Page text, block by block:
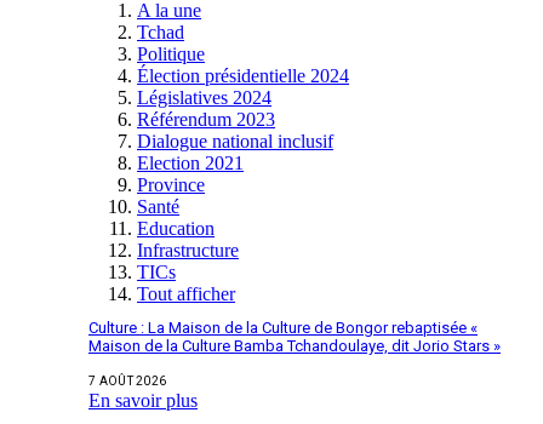
A la une
Tchad
Politique
Élection présidentielle 2024
Législatives 2024
Référendum 2023
Dialogue national inclusif
Election 2021
Province
Santé
Education
Infrastructure
TICs
Tout afficher
Culture : La Maison de la Culture de Bongor rebaptisée «
Maison de la Culture Bamba Tchandoulaye, dit Jorio Stars »
7 AOÛT 2026
En savoir plus